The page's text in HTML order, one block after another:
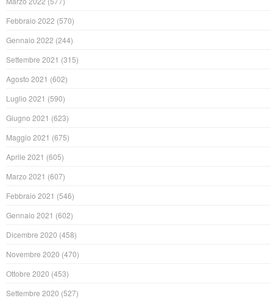
Febbraio 2022 (570)
Gennaio 2022 (244)
Settembre 2021 (315)
Agosto 2021 (602)
Luglio 2021 (590)
Giugno 2021 (623)
Maggio 2021 (675)
Aprile 2021 (605)
Marzo 2021 (607)
Febbraio 2021 (546)
Gennaio 2021 (602)
Dicembre 2020 (458)
Novembre 2020 (470)
Ottobre 2020 (453)
Settembre 2020 (527)